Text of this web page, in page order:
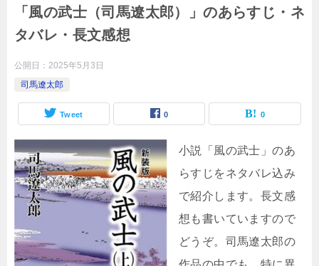
「風の武士（司馬遼太郎）」のあらすじ・ネ
タバレ・長文感想
公開日： 2025年5月3日
司馬遼太郎
Tweet 0 0
小説「風の武士」のあ
らすじをネタバレ込み
で紹介します。長文感
想も書いていますので
どうぞ。司馬遼太郎の